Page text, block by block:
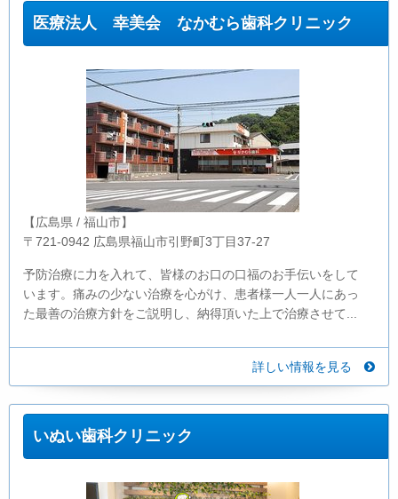
医療法人 幸美会 なかむら歯科クリニック
【広島県 / 福山市】
〒721-0942 広島県福山市引野町3丁目37-27
予防治療に力を入れて、皆様のお口の口福のお手伝いをして
います。痛みの少ない治療を心がけ、患者様一人一人にあっ
た最善の治療方針をご説明し、納得頂いた上で治療させて...
詳しい情報を見る
いぬい歯科クリニック